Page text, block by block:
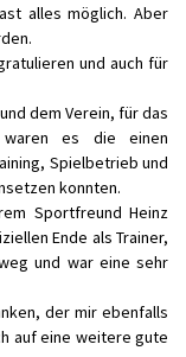
alles möglich. Aber
und auch für
dem Verein, für das
waren es die einen
Spielbetrieb und
konnten.
Sportfreund Heinz
Ende als Trainer,
und war eine sehr
der mir ebenfalls
auf eine weitere gute